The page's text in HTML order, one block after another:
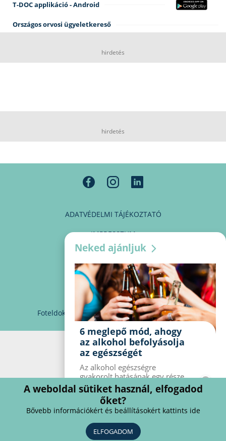
T-DOC applikáció - Android
Országos orvosi ügyeletkereső
hirdetés
hirdetés
ADATVÉDELMI TÁJÉKOZTATÓ
IMPRESSZUM
MÉDIAAJÁNLAT
PARTNEREINK
KAPCSOLAT
Foteldoki info@foteldoki.hu Süti beállítások
Neked ajánljuk
6 meglepő mód, ahogy
az alkohol befolyásolja
az egészségét
Az alkohol egészségre
gyakorolt ​​hatásának egy része
jól ismert, mások azonban
meglepők lehetnek. Van hat
kevésbé ismert hatás, amelyet
az alkohol gyakorol a
szervezetre.
A weboldal sütiket használ, elfogadod
őket?
Bővebb információkért és beállításokért kattints ide
ELFOGADOM